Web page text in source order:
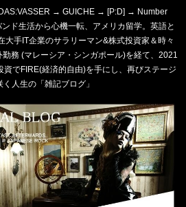
→ GUICHE → [P:D] → Number
ド生活から心機一転、アメリカ留学。英語と
大手IT企業のサラリーマン&株式投資家＆時々
務 (マレーシア・シンガポール)を経て、2021
でFIRE(経済的自由)を手にし、再びステージ
く人生の「雑記ブログ」